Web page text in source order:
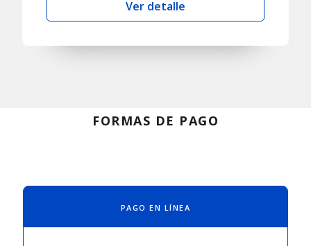
Ver detalle
FORMAS DE PAGO
PAGO EN LÍNEA